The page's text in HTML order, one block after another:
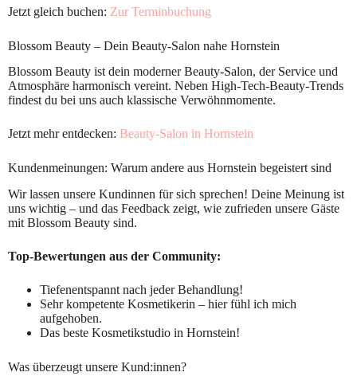
Jetzt gleich buchen: Zur Terminbuchung
Blossom Beauty – Dein Beauty-Salon nahe Hornstein
Blossom Beauty ist dein moderner Beauty-Salon, der Service und
Atmosphäre harmonisch vereint. Neben High-Tech-Beauty-Trends
findest du bei uns auch klassische Verwöhnmomente.
Jetzt mehr entdecken: Beauty-Salon in Hornstein
Kundenmeinungen: Warum andere aus Hornstein begeistert sind
Wir lassen unsere Kundinnen für sich sprechen! Deine Meinung ist
uns wichtig – und das Feedback zeigt, wie zufrieden unsere Gäste
mit Blossom Beauty sind.
Top-Bewertungen aus der Community:
Tiefenentspannt nach jeder Behandlung!
Sehr kompetente Kosmetikerin – hier fühl ich mich
aufgehoben.
Das beste Kosmetikstudio in Hornstein!
Was überzeugt unsere Kund:innen?